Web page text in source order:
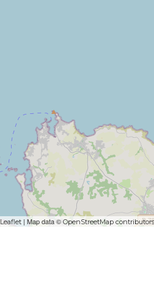
Leaflet | Map data ©OpenStreetMap